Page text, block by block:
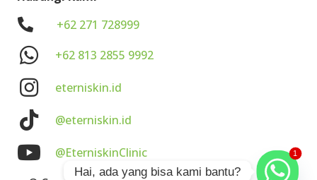
+62 271 728999
+62 813 2855 9992
eterniskin.id
@eterniskin.id
@EterniskinClinic
1
Hai, ada yang bisa kami bantu?